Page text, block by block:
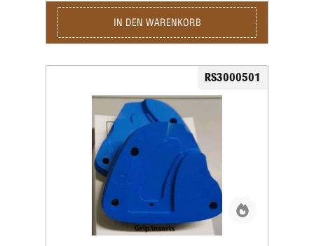
reproduzierbare Schussergebnisse empfiehlt Ransom
jedoch, stets den speziell für das jeweilige
Waffenmodell vorgesehenen Griffeinsatz zu
verwenden. Das Produktbild ist ein Beispielbild!
IN DEN WARENKORB
RS3000501